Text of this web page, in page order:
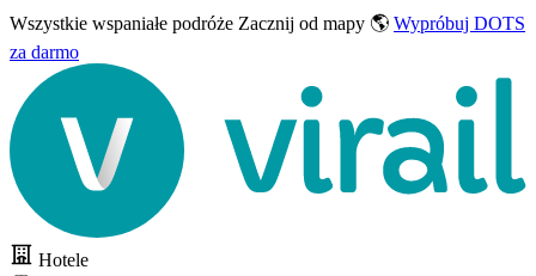
Wszystkie wspaniałe podróże Zacznij od mapy 🌎 Wypróbuj DOTS
za darmo
Hotele